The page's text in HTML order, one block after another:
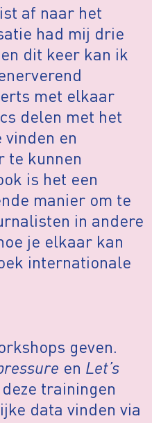
af naar het
had mij drie
dit keer kan ik
met elkaar
delen met het
en
te kunnen
is het een
manier om te
in andere
je elkaar kan
internationale
geven.
en Let’s
trainingen
data vinden via